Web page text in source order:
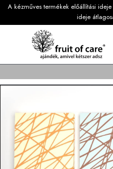
A kézműves termékek előállítási
ideje